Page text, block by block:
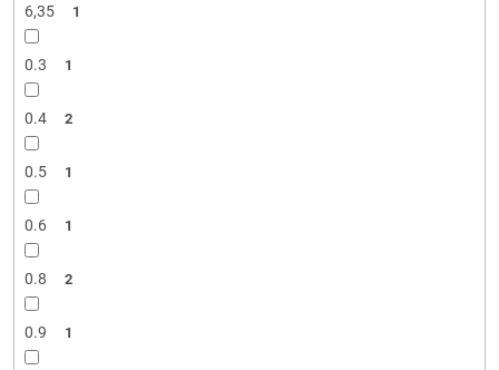
6,35 1
0.3 1
0.4 2
0.5 1
0.6 1
0.8 2
0.9 1